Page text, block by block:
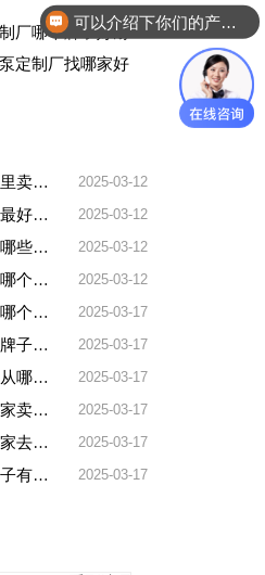
哪个牌子好耐用点
定制厂找哪家好
2025-03-12
点啊
2025-03-12
哪些
2025-03-12
一点
2025-03-12
一点
2025-03-17
点呢
2025-03-17
好用
2025-03-17
量好
2025-03-17
的好
2025-03-17
实惠
2025-03-17
些好
可以介绍下你们的产品么？